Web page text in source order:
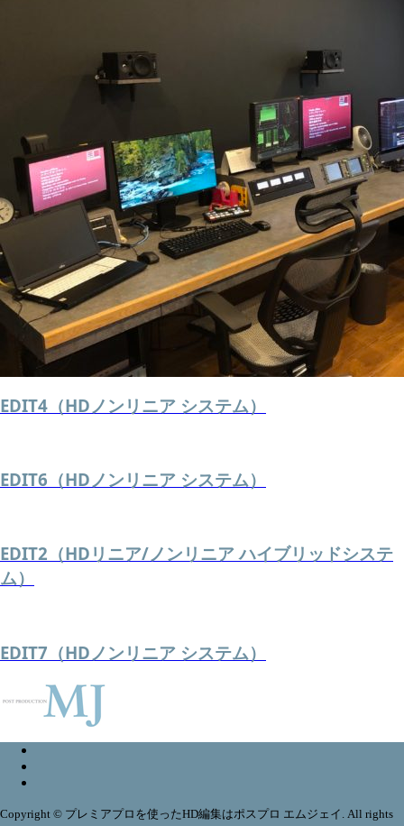
EDIT4（HDノンリニア システム）
EDIT6（HDノンリニア システム）
EDIT2（HDリニア/ノンリニア ハイブリッドシステ
ム）
EDIT7（HDノンリニア システム）
Copyright © プレミアプロを使ったHD編集はポスプロ エムジェイ. All rights